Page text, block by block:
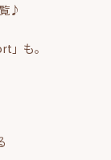
♪
」も。